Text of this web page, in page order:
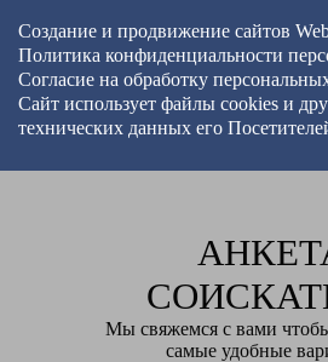
Создание и продвижение сайтов
Политика конфиденциальности
Согласие на обработку
Сайт использует файлы cookies и
технических данных его
Мы свяжемся с вами
самые удобные